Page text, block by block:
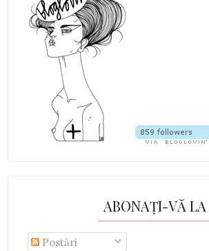
ABONAȚI-VĂ LA
Postări